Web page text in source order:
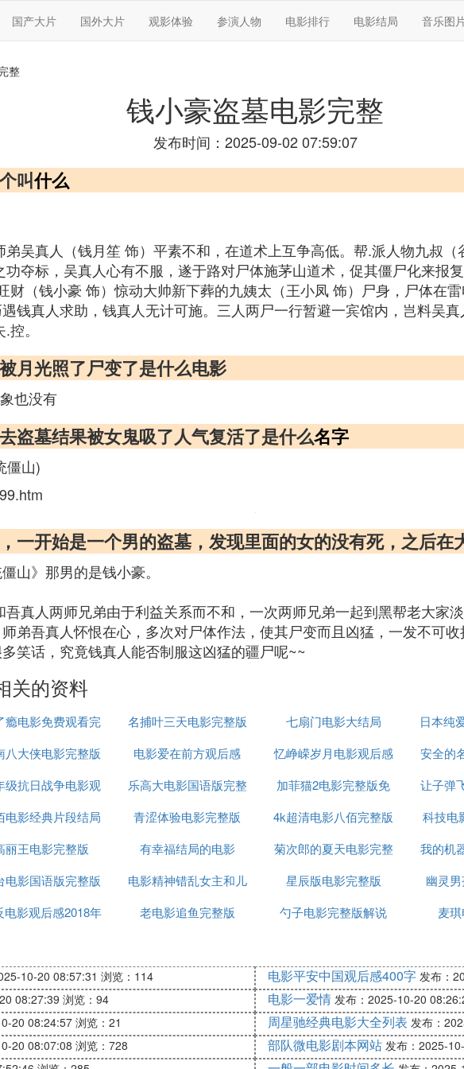
国产大片 国外大片 观影体验 参演人物 电影排行 电影结局 音乐图
整
钱小豪盗墓电影完整
发布时间：2025-09-02 07:59:07
叫什么
吴真人（钱月笙 饰）平素不和，在道术上互争高低。帮.派人物九叔
夺标，吴真人心有不服，遂于路对尸体施茅山道术，促其僵尸化来报复
财（钱小豪 饰）惊动大帅新下葬的九姨太（王小凤 饰）尸身，尸体在
钱真人求助，钱真人无计可施。三人两尸一行暂避一宾馆内，岂料吴
。
月光照了尸变了是什么电影
也没有
盗墓结果被女鬼吸了人气复活了是什么名字
僵山)
一开始是一个男的盗墓，发现里面的女的没有死，之后在
山》那男的是钱小豪。
真人两师兄弟由于利益关系而不和，一次两师兄弟一起到黑帮老大家
弟吾真人怀恨在心，多次对尸体作法，使其尸变而且凶猛，一发不可
笑话，究竟钱真人能否制服这凶猛的疆尸呢~~
关的资料
瘾电影免费观看完
整版
名捕叶三天电影完整版 七扇门电影大结局 日本纯
八大侠电影完整版
哔哩
电影爱在前方观后感
忆峥嵘岁月电影观后感
600
安全的
级抗日战争电影观
后感
乐高大电影国语版完整
加菲猫2电影完整版免
费
让子弹
电影经典片段结局 青涩体验电影完整版 4k超清电影八佰完整版
科技电
丽王电影完整版 有幸福结局的电影
菊次郎的夏天电影完整
版在线
我的机
电影国语版完整版
电影精神错乱女主和儿
子结局
星辰版电影完整版 幽灵
电影观后感2018年 老电影追鱼完整版 勺子电影完整版解说 麦
10-20 08:57:31 浏览：114 电影平安中国观后感400字 发布：
08:27:39 浏览：94 电影一爱情 发布：2025-10-20
20 08:24:57 浏览：21 周星驰经典电影大全列表 发布：
20 08:07:08 浏览：728 部队微电影剧本网站 发布：2025-